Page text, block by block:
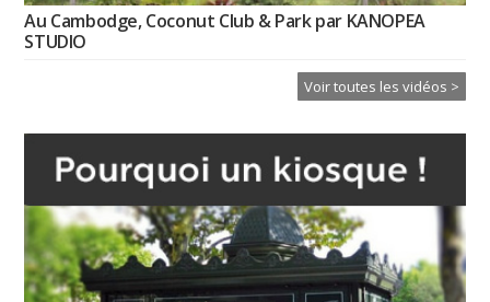
Au Cambodge, Coconut Club & Park par KANOPEA
STUDIO
Voir toutes les vidéos >